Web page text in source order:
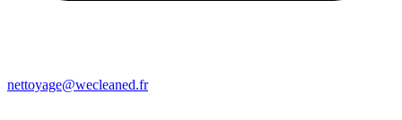
nettoyage@wecleaned.fr